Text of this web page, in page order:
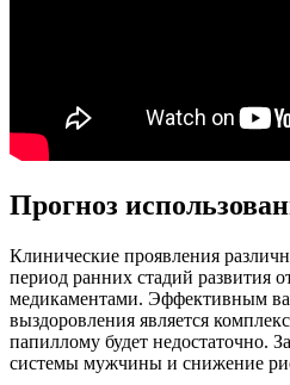
Прогноз
Клинические проявления
период ранних стадий развития
медикаментами. Эффективным
выздоровления является
папиллому будет недостаточно.
системы мужчины и снижение